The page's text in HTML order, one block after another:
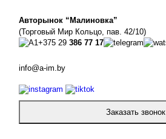
Авторынок “Малиновка”
(Торговый Мир Кольцо, пав. 42/10)
+375 29 386 77 17
info@a-im.by
Заказать звонок